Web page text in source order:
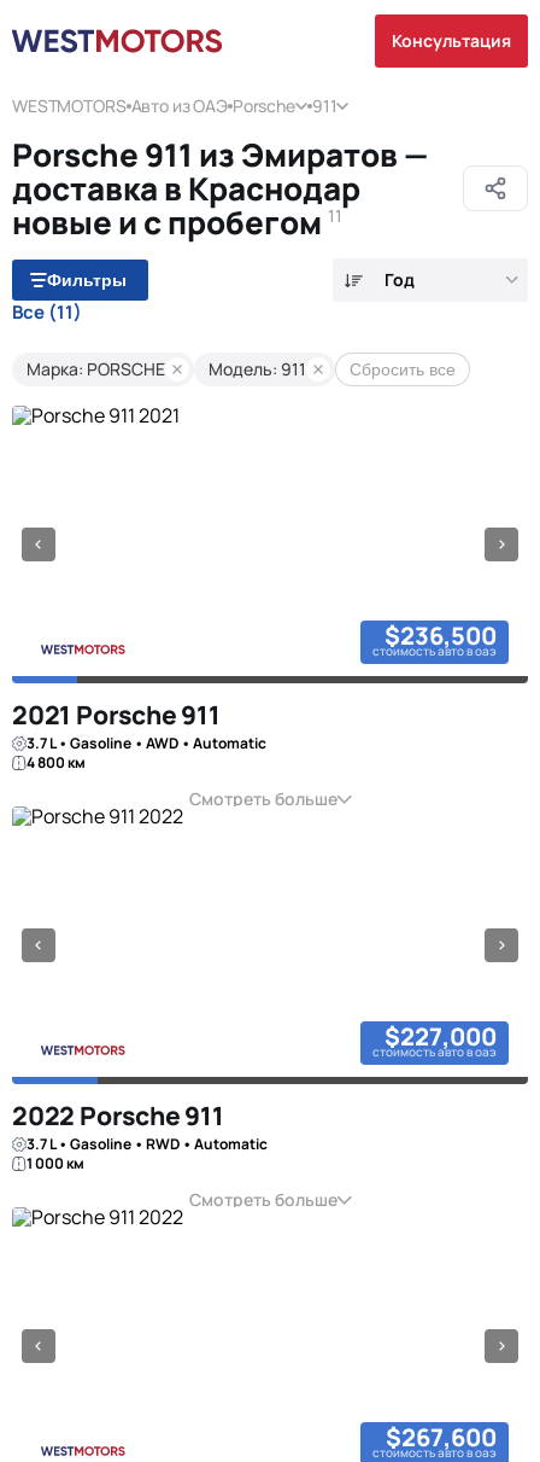
Консультация
WESTMOTORS Авто из ОАЭ Porsche 911
Porsche 911 из Эмиратов —
доставка в Краснодар
новые и с пробегом 11
Фильтры Год
Все (11)
Марка: PORSCHE Модель: 911 Сбросить все
$236,500
стоимость авто в оаэ
2021 Porsche 911
3.7 L • Gasoline • AWD • Automatic
4 800 км
Смотреть больше
$227,000
стоимость авто в оаэ
2022 Porsche 911
3.7 L • Gasoline • RWD • Automatic
1 000 км
Смотреть больше
$267,600
стоимость авто в оаэ